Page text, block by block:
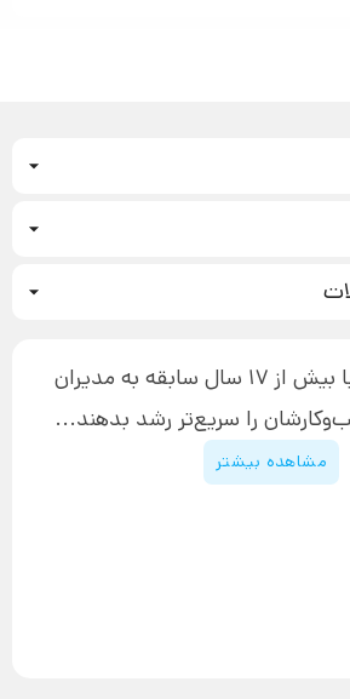
فایل‌ها
سیستم سازی
سایت مدیرسبز با بیش از 17 سال سابقه به مدیران
را سریع‌تر رشد بدهند...
مشاهده بیشتر